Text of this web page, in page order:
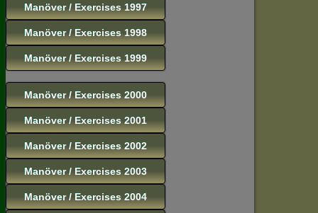
Manöver / Exercises 1997
Manöver / Exercises 1998
Manöver / Exercises 1999
Manöver / Exercises 2000
Manöver / Exercises 2001
Manöver / Exercises 2002
Manöver / Exercises 2003
Manöver / Exercises 2004